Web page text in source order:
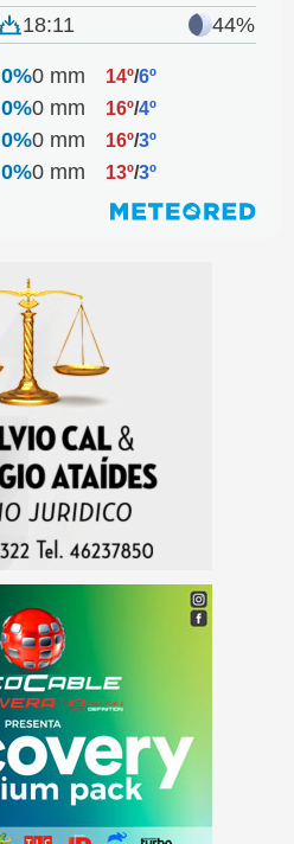
18:11 44%
0%0 mm 14º/6º
0%0 mm 16º/4º
0%0 mm 16º/3º
0%0 mm 13º/3º